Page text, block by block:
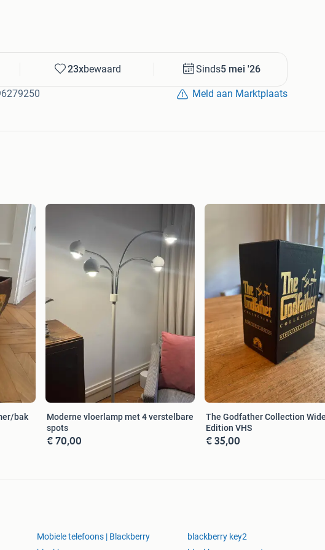
23xbewaard Sinds5 mei '26
Meld aan Marktplaats
bak
Moderne vloerlamp met 4 verstelbare
spots
€ 70,00
The Godfather Collection
Edition VHS
€ 35,00
Mobiele telefoons | Blackberry blackberry key2